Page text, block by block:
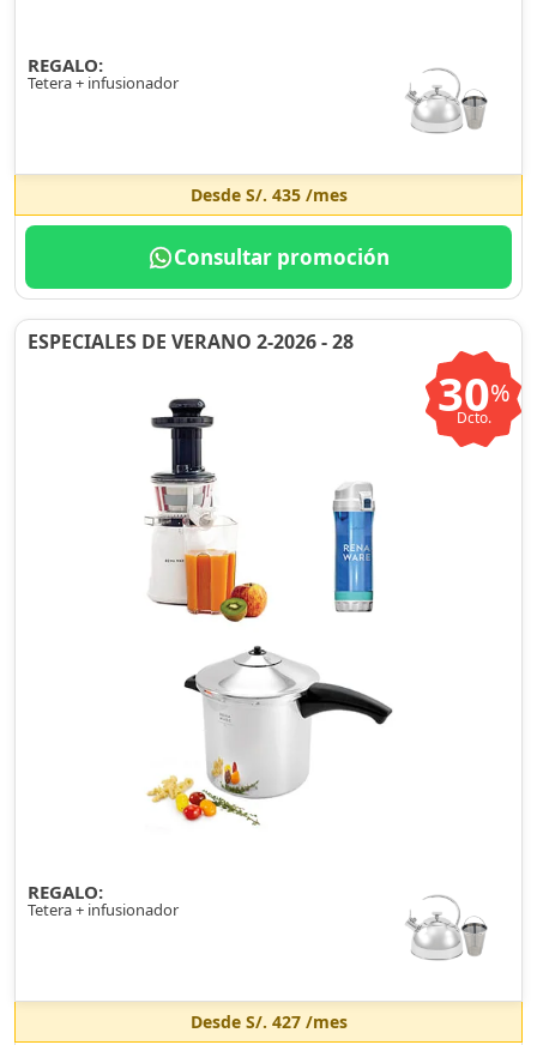
REGALO:
Tetera + infusionador
Desde S/. 435/mes
Consultar promoción
ESPECIALES DE VERANO 2-2026 - 28
30%
Dcto.
REGALO:
Tetera + infusionador
Desde S/. 427/mes